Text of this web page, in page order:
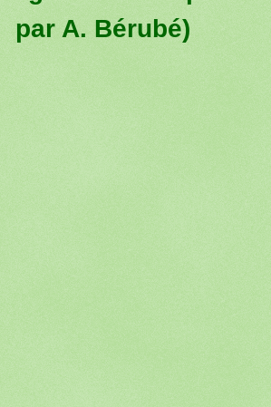
par A. Bérubé)